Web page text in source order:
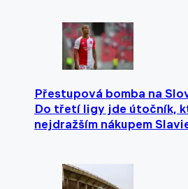
Přestupová bomba na
Do třetí ligy jde útočník,
nejdražším nákupem